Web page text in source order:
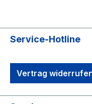
Service-Hotline
Vertrag